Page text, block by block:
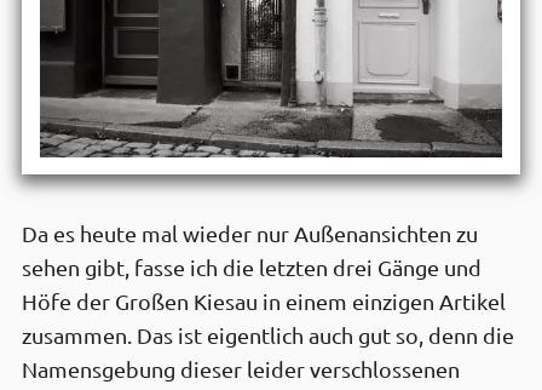
Da es heute mal wieder nur Außenansichten zu
sehen gibt, fasse ich die letzten drei Gänge und
Höfe der Großen Kiesau in einem einzigen Artikel
zusammen. Das ist eigentlich auch gut so, denn die
Namensgebung dieser leider verschlossenen